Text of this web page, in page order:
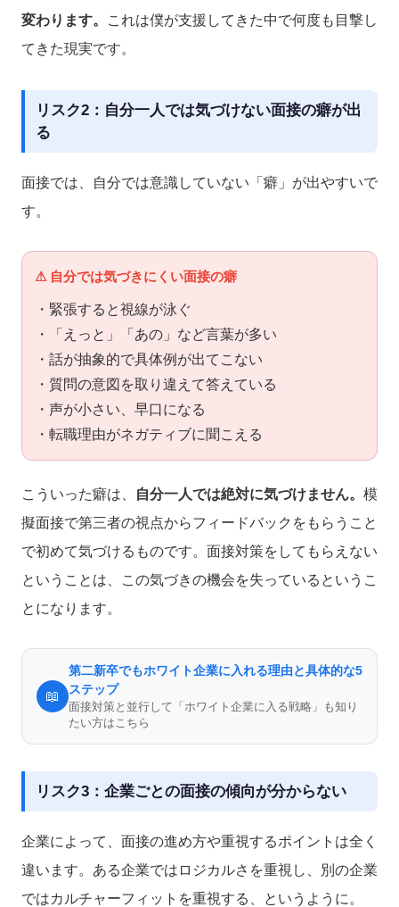
変わります。
これは僕が支援してきた中で何度も目撃し
てきた現実です。
リスク2：自分一人では気づけない面接の癖が出
る
面接では、自分では意識していない「癖」が出やすいで
す。
⚠ 自分では気づきにくい面接の癖
・緊張すると視線が泳ぐ
・「えっと」「あの」など言葉が多い
・話が抽象的で具体例が出てこない
・質問の意図を取り違えて答えている
・声が小さい、早口になる
・転職理由がネガティブに聞こえる
こういった癖は、 自分一人では絶対に気づけません。 模
擬面接で第三者の視点からフィードバックをもらうこと
で初めて気づけるものです。面接対策をしてもらえない
ということは、この気づきの機会を失っているというこ
とになります。
📖
第二新卒でもホワイト企業に入れる理由と具体的な5
ステップ
面接対策と並行して「ホワイト企業に入る戦略」も知り
たい方はこちら
リスク3：企業ごとの面接の傾向が分からない
企業によって、面接の進め方や重視するポイントは全く
違います。ある企業ではロジカルさを重視し、別の企業
ではカルチャーフィットを重視する、というように。